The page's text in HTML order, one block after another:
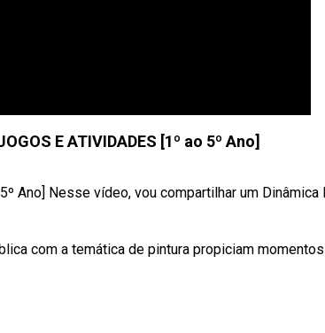
E ATIVIDADES [1º ao 5º Ano]
Ano] Nesse vídeo, vou compartilhar um Dinâmica
com a temática de pintura propiciam